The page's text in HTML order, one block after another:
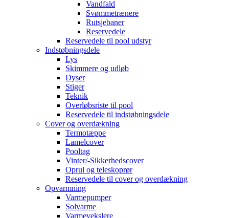
Vandfald
Svømmetrænere
Rutsjebaner
Reservedele
Reservedele til pool udstyr
Indstøbningsdele
Lys
Skimmere og udløb
Dyser
Stiger
Teknik
Overløbsriste til pool
Reservedele til indstøbningsdele
Cover og overdækning
Termotæppe
Lamelcover
Pooltag
Vinter/-Sikkerhedscover
Oprul og teleskoprør
Reservedele til cover og overdækning
Opvarmning
Varmepumper
Solvarme
Varmevekslere